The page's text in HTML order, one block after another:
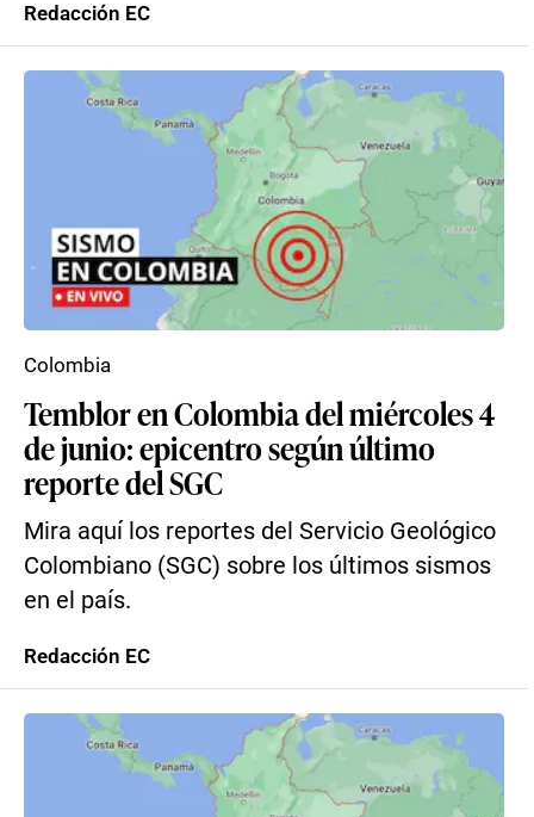
Redacción EC
Temblor en Colombia del miércoles 4
de junio: epicentro según último
reporte del SGC
Mira aquí los reportes del Servicio Geológico
Colombiano (SGC) sobre los últimos sismos
en el país.
Colombia
Redacción EC